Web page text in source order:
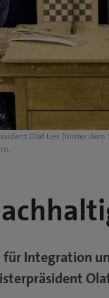
Olaf Lies (hinter
Integration